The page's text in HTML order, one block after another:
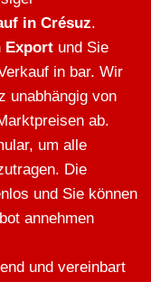
in Crésuz.
Export und Sie
in bar. Wir
unabhängig von
ab.
um alle
Die
und Sie können
annehmen
und vereinbart